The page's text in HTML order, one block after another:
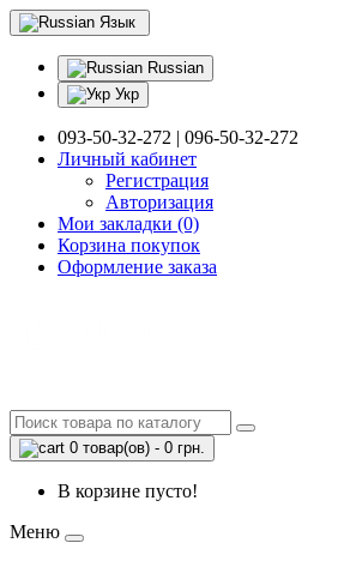
Язык
Russian
Укр
093-50-32-272 | 096-50-32-272
Личный кабинет
Регистрация
Авторизация
Мои закладки (0)
Корзина покупок
Оформление заказа
0 товар(ов) - 0 грн.
В корзине пусто!
Меню